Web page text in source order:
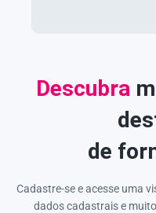
Descubra
de
Cadastre-se e acesse uma
dados cadastrais e